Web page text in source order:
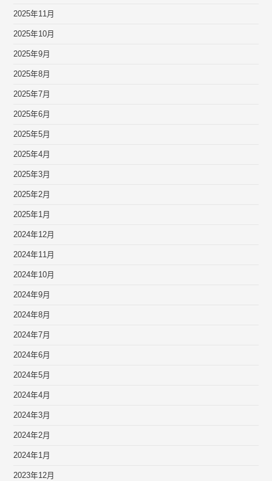
2025年11月
2025年10月
2025年9月
2025年8月
2025年7月
2025年6月
2025年5月
2025年4月
2025年3月
2025年2月
2025年1月
2024年12月
2024年11月
2024年10月
2024年9月
2024年8月
2024年7月
2024年6月
2024年5月
2024年4月
2024年3月
2024年2月
2024年1月
2023年12月